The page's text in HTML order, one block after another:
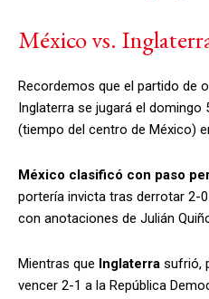
México vs.
Recordemos que el partido de
Inglaterra se jugará el domingo
(tiempo del centro de México)
México clasificó con paso
portería invicta tras derrotar 2-
con anotaciones de Julián
Mientras que Inglaterra sufrió,
vencer 2-1 a la República